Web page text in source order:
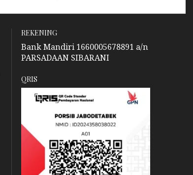
REKENING
Bank Mandiri 1660005678891 a/n
PARSADAAN SIBARANI
QRIS